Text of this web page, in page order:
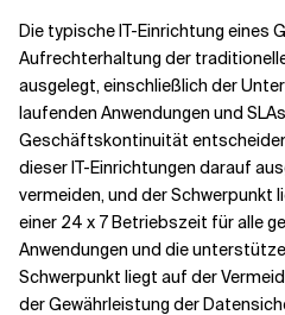
Die typische IT-Einrichtung eines
Aufrechterhaltung der
ausgelegt, einschließlich der
laufenden Anwendungen und
Geschäftskontinuität
dieser IT-Einrichtungen darauf
vermeiden, und der Schwerpunkt
einer 24 x 7 Betriebszeit für alle
Anwendungen und die
Schwerpunkt liegt auf der
der Gewährleistung der